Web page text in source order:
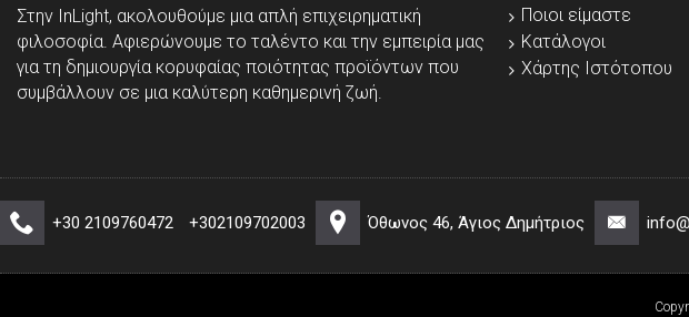
Στην InLight, ακολουθούμε μια απλή επιχειρηματική
φιλοσοφία. Αφιερώνουμε το ταλέντο και την εμπειρία μας
για τη δημιουργία κορυφαίας ποιότητας προϊόντων που
συμβάλλουν σε μια καλύτερη καθημερινή ζωή.
Ποιοι είμαστε
Κατάλογοι
Χάρτης Ιστότοπου
+30 2109760472 +302109702003 Όθωνος 46, Άγιος Δημήτριος